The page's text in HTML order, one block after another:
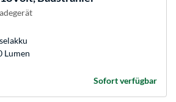
Lumen
Sofort verfügbar